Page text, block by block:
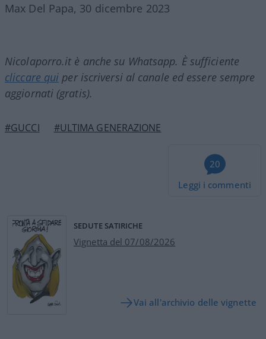
Max Del Papa, 30 dicembre 2023
Nicolaporro.it è anche su Whatsapp. È sufficiente
cliccare qui per iscriversi al canale ed essere sempre
aggiornati (gratis).
#GUCCI #ULTIMA GENERAZIONE
20
Leggi i commenti
SEDUTE SATIRICHE
Vignetta del 07/08/2026
Vai all'archivio delle vignette